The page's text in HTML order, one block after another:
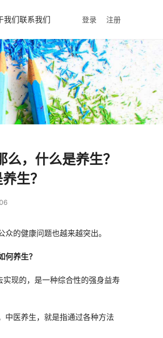
我们联系我们 登录 注册
，什么是养生？
生？
的健康问题也越来越突出。
养生？
现的，是一种综合性的强身益寿
中医养生，就是指通过各种方法